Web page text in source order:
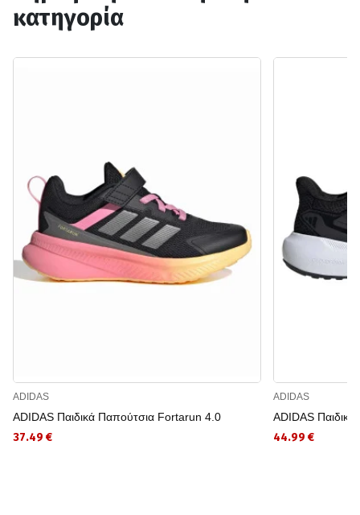
κατηγορία
ADIDAS
ADIDAS Παιδικά Παπούτσια Fortarun 4.0
37.49 €
ADIDAS
ADIDAS
44.99 €